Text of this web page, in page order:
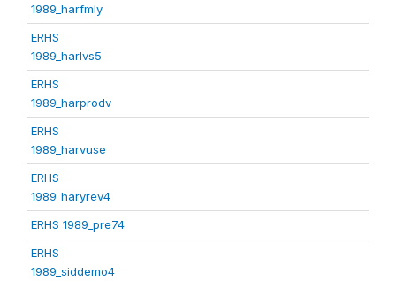
1989_harfmly
ERHS
1989_harlvs5
ERHS
1989_harprodv
ERHS
1989_harvuse
ERHS
1989_haryrev4
ERHS 1989_pre74
ERHS
1989_siddemo4